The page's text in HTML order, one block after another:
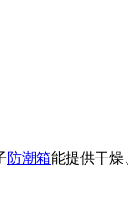
防潮箱能提供干燥